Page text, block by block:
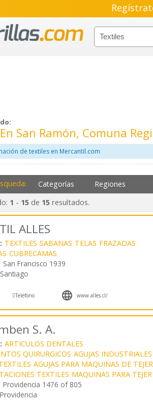
San Ramón, Comuna
de textiles en Mercantil.com
Categorías Regiones
1 - 15 de 15 resultados.
ALLES
TEXTILES SABANAS TELAS FRAZADAS
CUBRECAMAS
San Francisco 1939
Santiago
Teléfono  www.alles.cl/
S. A.
ARTICULOS DENTALES
QUIRURGICOS AGUJAS INDUSTRIALES
AGUJAS PARA MAQUINAS DE TEJER
TEXTILES MAQUINAS PARA TEJER
Providencia 1476 of 805
Providencia